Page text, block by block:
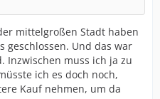
mittelgroßen Stadt haben
geschlossen. Und das war
Inzwischen muss ich ja zu
ich es doch noch,
Kauf nehmen, um da